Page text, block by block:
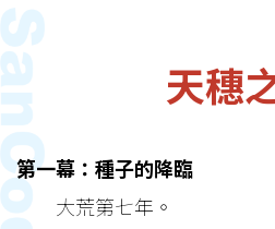
天穗
第一幕：種子的降臨
大荒第七年。